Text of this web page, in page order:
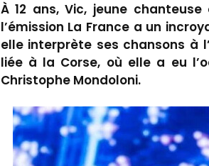
À 12 ans, Vic, jeune
l’émission La France a un
elle interprète ses chansons à
liée à la Corse, où elle a eu
Christophe Mondoloni.